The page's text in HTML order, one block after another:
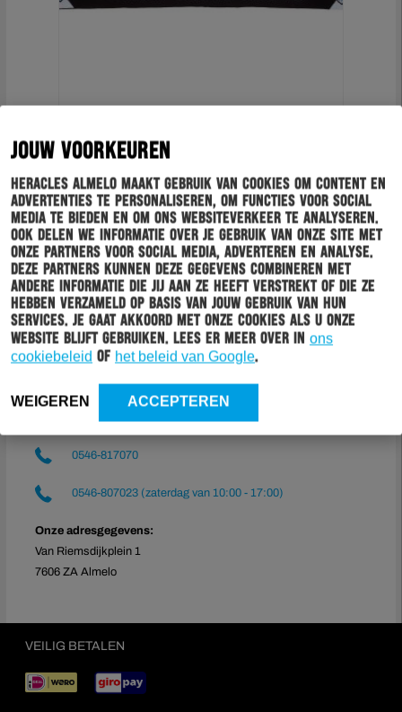
JOUW VOORKEUREN
Heracles Almelo maakt gebruik van cookies om content en
advertenties te personaliseren, om functies voor social
media te bieden en om ons websiteverkeer te analyseren.
Ook delen we informatie over je gebruik van onze site met
onze partners voor social media, adverteren en analyse.
Deze partners kunnen deze gegevens combineren met
andere informatie die jij aan ze heeft verstrekt of die ze
hebben verzameld op basis van jouw gebruik van hun
services. Je gaat akkoord met onze cookies als u onze
website blijft gebruiken. Lees er meer over in ons
cookiebeleid of het beleid van Google.
WEIGEREN ACCEPTEREN
SJAAL ZWART-WITTE TROTS
16.99
BEKIJK PRODUCT
HERACLES FANSERVICESHOP
0546-817070
0546-807023 (zaterdag van 10:00 - 17:00)
Onze adresgegevens:
Van Riemsdijkplein 1
7606 ZA Almelo
VEILIG BETALEN